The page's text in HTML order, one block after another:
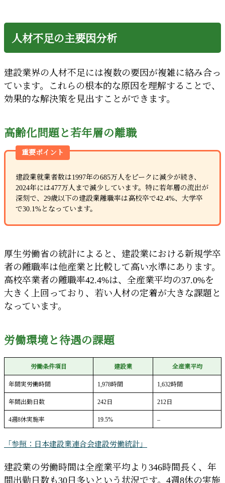
人材不足の主要因分析
建設業界の人材不足には複数の要因が複雑に絡み合っ
ています。これらの根本的な原因を理解することで、
効果的な解決策を見出すことができます。
高齢化問題と若年層の離職
重要ポイント
建設業就業者数は1997年の685万人をピークに減少が続き、
2024年には477万人まで減少しています。特に若年層の流出が
深刻で、29歳以下の建設業離職率は高校卒で42.4%、大学卒
で30.1%となっています。
厚生労働省の統計によると、建設業における新規学卒
者の離職率は他産業と比較して高い水準にあります。
高校卒業者の離職率42.4%は、全産業平均の37.0%を
大きく上回っており、若い人材の定着が大きな課題と
なっています。
労働環境と待遇の課題
労働条件項目 建設業 全産業平均
年間実労働時間 1,978時間 1,632時間
年間出勤日数 242日 212日
4週8休実施率 19.5% –
「参照：日本建設業連合会建設労働統計」
建設業の労働時間は全産業平均より346時間長く、年
間出勤日数も30日多いという状況です。4週8休の実施